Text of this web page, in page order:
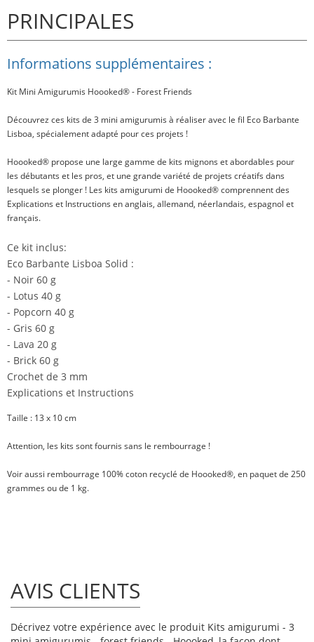
PRINCIPALES
Informations supplémentaires :
Kit Mini Amigurumis Hoooked®- Forest Friends
Découvrez ces kits de 3 mini amigurumis à réaliser avec le fil Eco Barbante
Lisboa, spécialement adapté pour ces projets !
Hoooked® propose une large gamme de kits mignons et abordables pour
les débutants et les pros, et une grande variété de projets créatifs dans
lesquels se plonger ! Les kits amigurumi de Hoooked® comprennent des
Explications et Instructions en anglais, allemand, néerlandais, espagnol et
français.
Ce kit inclus:
Eco Barbante Lisboa Solid :
- Noir 60 g
- Lotus 40 g
- Popcorn 40 g
- Gris 60 g
- Lava 20 g
- Brick 60 g
Crochet de 3 mm
Explications et Instructions
Taille : 13 x 10 cm
Attention, les kits sont fournis sans le rembourrage !
Voir aussi rembourrage 100% coton recyclé de Hoooked®, en paquet de 250
grammes oude 1 kg.
AVIS CLIENTS
Décrivez votre expérience avec le produit Kits amigurumi - 3